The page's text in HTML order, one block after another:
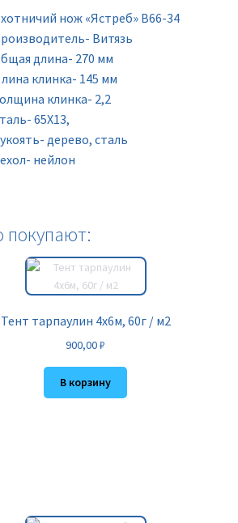
нож «Ястреб» B66-34
Витязь
длина- 270 мм
клинка- 145 мм
клинка- 2,2
65Х13,
дерево, сталь
нейлон
покупают:
Тент тарпаулин 4х6м, 60г / м2
900,00₽
В корзину